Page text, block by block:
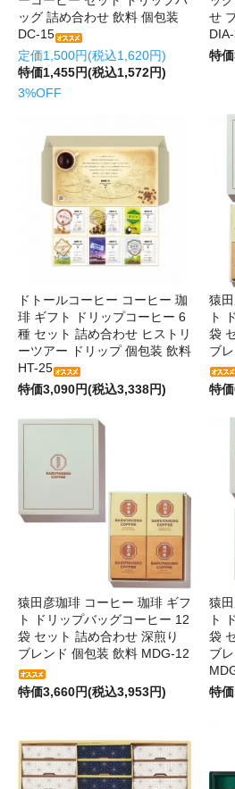
ッグ 詰め合わせ 飲料 個包装
DC-15
定価1,500円(税込1,620円)
特価1,455円(税込1,572円)
3%OFF
せ
特
ドトールコーヒー コーヒー 珈
琲 ギフト ドリップコーヒー 6
種 セット 詰め合わせ ヒストリ
ーツアー ドリップ 個包装 飲料
HT-25
特価3,090円(税込3,338円)
猿
ト
袋
ブ
特
猿田彦珈琲 コーヒー 珈琲 ギフ
ト ドリップバッグコーヒー 12
袋 セット 詰め合わせ 深煎り
ブレンド 個包装 飲料 MDG-12
特価3,660円(税込3,953円)
猿
ト
袋
ブ
特